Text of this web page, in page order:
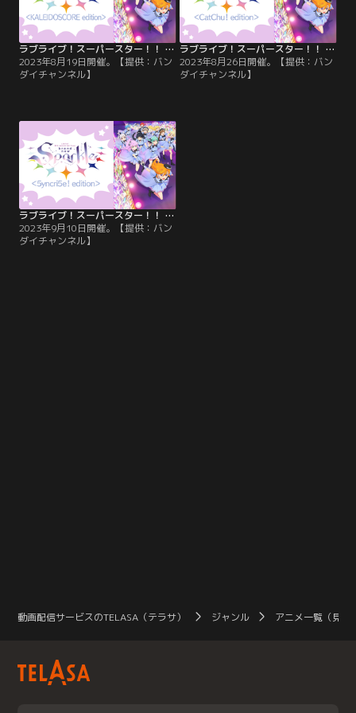
ラブライブ！スーパースター！！ Liella！ 4th LoveLive！ Tour ～brand new Sparkle～ ＜KALEIDOSCORE edition＞
2023年8月19日開催。【提供：バン
ダイチャンネル】
ラブライブ！スーパースター！！ Liella！ 4th LoveLive！ Tour ～brand new Sparkle～ ＜CatChu！ edition＞
2023年8月26日開催。【提供：バン
ダイチャンネル】
ラブライブ！スーパースター！！ Liella！ 4th LoveLive！ Tour ～brand new Sparkle～ ＜5yncri5e！ edition＞
2023年9月10日開催。【提供：バン
ダイチャンネル】
動画配信サービスのTELASA（テラサ） ジャンル アニメ一覧（見放